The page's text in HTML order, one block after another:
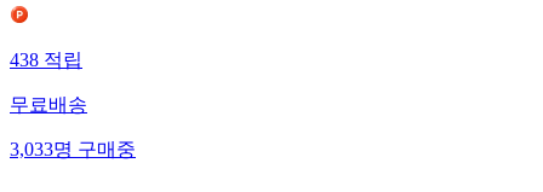
438적립
무료배송
3,033명구매중